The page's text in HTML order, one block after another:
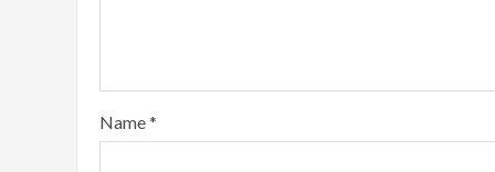
Name*